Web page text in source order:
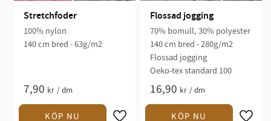
Stretchfoder
100% nylon
140 cm bred - 63g/m2
7,90 kr /dm
Flossad jogging
70% bomull, 30% polyester
140 cm bred - 280g/m2
Flossad jogging
Oeko-tex standard 100
16,90 kr /dm